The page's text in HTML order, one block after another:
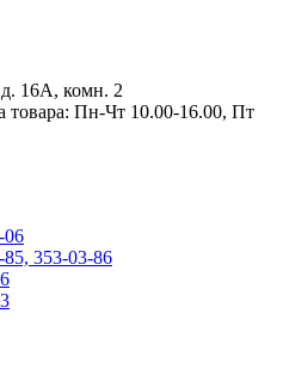
16А, комн. 2
товара: Пн-Чт 10.00-16.00, Пт
06
353-03-86